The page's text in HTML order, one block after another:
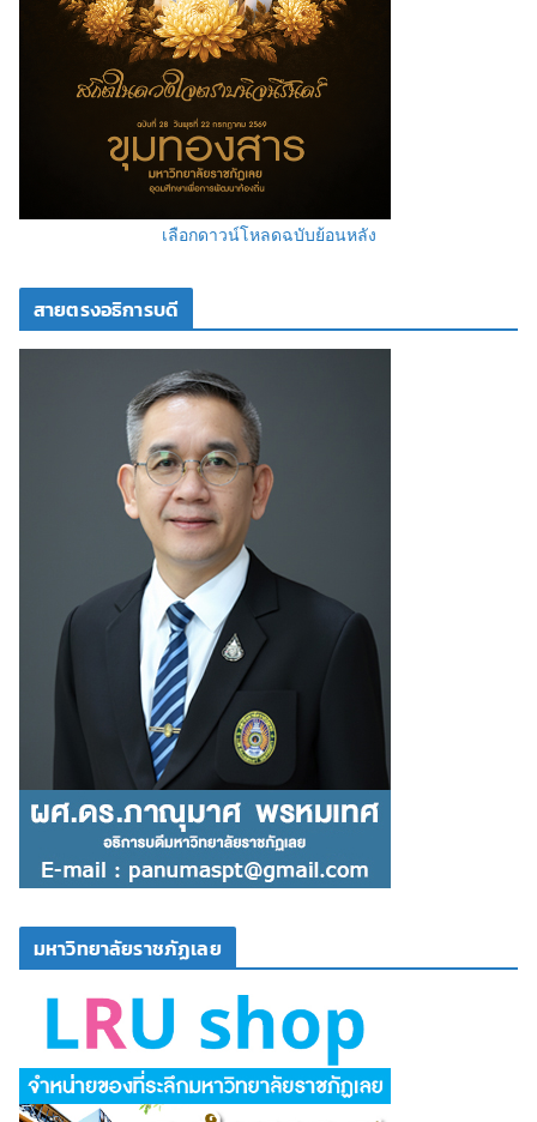
เลือกดาวน์โหลดฉบับย้อนหลัง
สายตรงอธิการบดี
มหาวิทยาลัยราชภัฏเลย